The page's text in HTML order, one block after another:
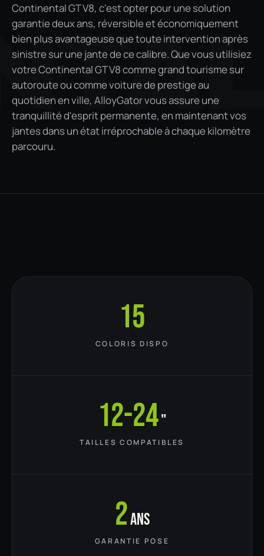
Continental GT V8, c'est opter pour une solution
garantie deux ans, réversible et économiquement
bien plus avantageuse que toute intervention après
sinistre sur une jante de ce calibre. Que vous utilisiez
votre Continental GT V8 comme grand tourisme sur
autoroute ou comme voiture de prestige au
quotidien en ville, AlloyGator vous assure une
tranquillité d'esprit permanente, en maintenant vos
jantes dans un état irréprochable à chaque kilomètre
parcouru.
15
COLORIS DISPO
12-24"
TAILLES COMPATIBLES
2ans
GARANTIE POSE